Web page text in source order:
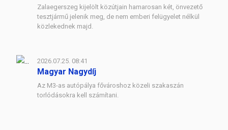
Zalaegerszeg kijelölt közútjain hamarosan két, önvezető
tesztjármű jelenik meg, de nem emberi felügyelet nélkül
közlekednek majd.
2026.07.25. 08:41
Magyar Nagydíj
Az M3-as autópálya fővároshoz közeli szakaszán
torlódásokra kell számítani.